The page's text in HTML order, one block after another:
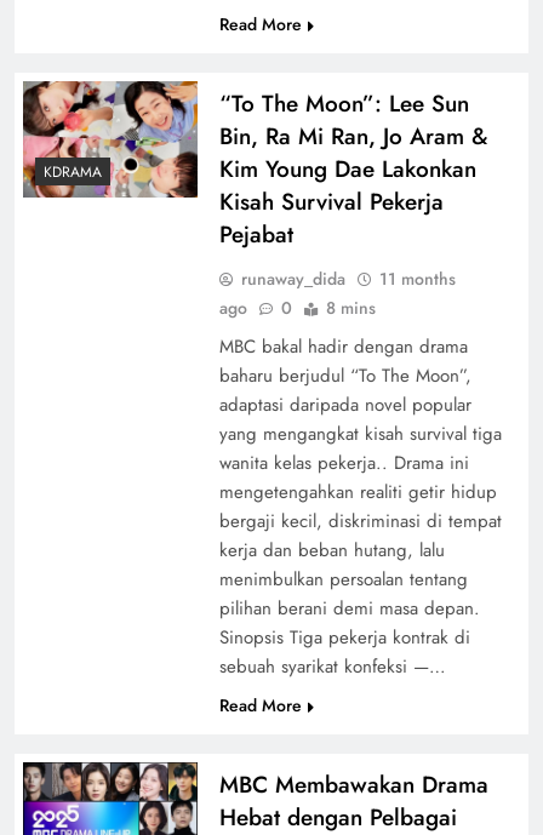
Read More
KDRAMA
“To The Moon”: Lee Sun
Bin, Ra Mi Ran, Jo Aram &
Kim Young Dae Lakonkan
Kisah Survival Pekerja
Pejabat
runaway_dida
11 months
ago
0 8 mins
MBC bakal hadir dengan drama
baharu berjudul “To The Moon”,
adaptasi daripada novel popular
yang mengangkat kisah survival tiga
wanita kelas pekerja.. Drama ini
mengetengahkan realiti getir hidup
bergaji kecil, diskriminasi di tempat
kerja dan beban hutang, lalu
menimbulkan persoalan tentang
pilihan berani demi masa depan.
Sinopsis Tiga pekerja kontrak di
sebuah syarikat konfeksi —…
Read More
MBC Membawakan Drama
Hebat dengan Pelbagai